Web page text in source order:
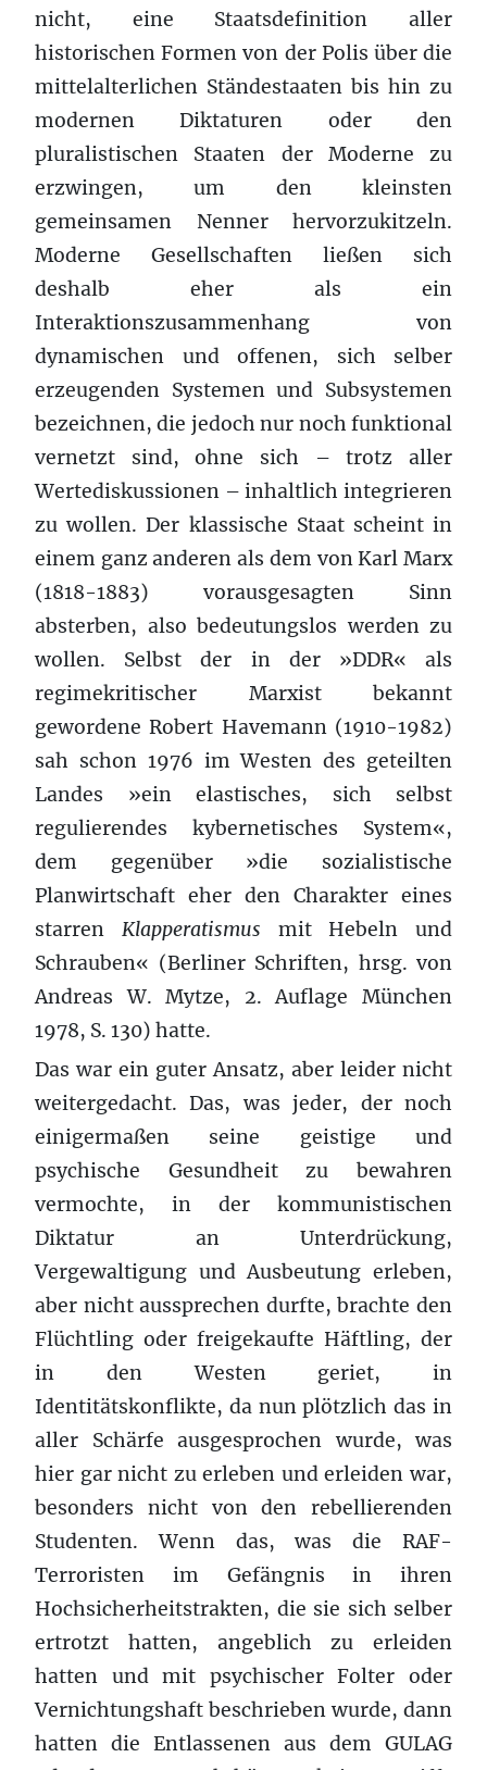
nicht, eine Staatsdefinition aller
historischen Formen von der Polis über die
mittelalterlichen Ständestaaten bis hin zu
modernen Diktaturen oder den
pluralistischen Staaten der Moderne zu
erzwingen, um den kleinsten
gemeinsamen Nenner hervorzukitzeln.
Moderne Gesellschaften ließen sich
deshalb eher als ein
Interaktionszusammenhang von
dynamischen und offenen, sich selber
erzeugenden Systemen und Subsystemen
bezeichnen, die jedoch nur noch funktional
vernetzt sind, ohne sich – trotz aller
Wertediskussionen – inhaltlich integrieren
zu wollen. Der klassische Staat scheint in
einem ganz anderen als dem von Karl Marx
(1818-1883) vorausgesagten Sinn
absterben, also bedeutungslos werden zu
wollen. Selbst der in der »DDR« als
regimekritischer Marxist bekannt
gewordene Robert Havemann (1910-1982)
sah schon 1976 im Westen des geteilten
Landes »ein elastisches, sich selbst
regulierendes kybernetisches System«,
dem gegenüber »die sozialistische
Planwirtschaft eher den Charakter eines
starren Klapperatismus mit Hebeln und
Schrauben« (Berliner Schriften, hrsg. von
Andreas W. Mytze, 2. Auflage München
1978, S. 130) hatte.
Das war ein guter Ansatz, aber leider nicht
weitergedacht. Das, was jeder, der noch
einigermaßen seine geistige und
psychische Gesundheit zu bewahren
vermochte, in der kommunistischen
Diktatur an Unterdrückung,
Vergewaltigung und Ausbeutung erleben,
aber nicht aussprechen durfte, brachte den
Flüchtling oder freigekaufte Häftling, der
in den Westen geriet, in
Identitätskonflikte, da nun plötzlich das in
aller Schärfe ausgesprochen wurde, was
hier gar nicht zu erleben und erleiden war,
besonders nicht von den rebellierenden
Studenten. Wenn das, was die RAF-
Terroristen im Gefängnis in ihren
Hochsicherheitstrakten, die sie sich selber
ertrotzt hatten, angeblich zu erleiden
hatten und mit psychischer Folter oder
Vernichtungshaft beschrieben wurde, dann
hatten die Entlassenen aus dem GULAG